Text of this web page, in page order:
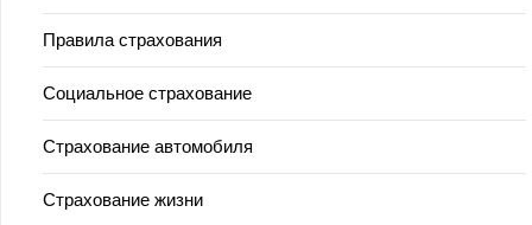
Правила страхования
Социальное страхование
Страхование автомобиля
Страхование жизни